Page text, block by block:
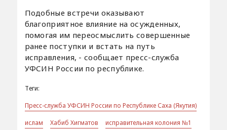
Подобные встречи оказывают
благоприятное влияние на осужденных,
помогая им переосмыслить совершенные
ранее поступки и встать на путь
исправления, - сообщает пресс-служба
УФСИН России по республике.
Теги:
Пресс-служба УФСИН России по Республике Саха (Якутия)
ислам
Хабиб Хигматов
исправительная колония №1